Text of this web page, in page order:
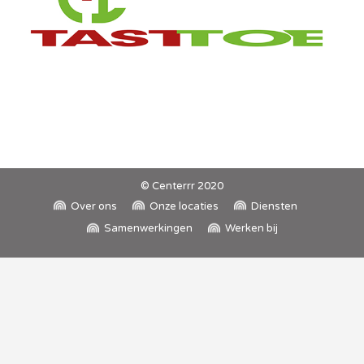
© Centerrr 2020
Over ons
Onze locaties
Diensten
Samenwerkingen
Werken bij